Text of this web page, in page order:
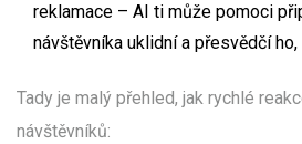
reklamace – AI ti může pomoci
návštěvníka uklidní a přesvědčí
Tady je malý přehled, jak rychlé
návštěvníků: